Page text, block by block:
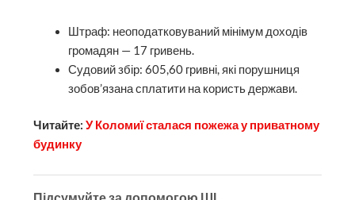
Штраф: неоподатковуваний мінімум доходів
громадян — 17 гривень.
Судовий збір: 605,60 гривні, які порушниця
зобов’язана сплатити на користь держави.
Читайте:У Коломиї сталася пожежа у приватному
будинку